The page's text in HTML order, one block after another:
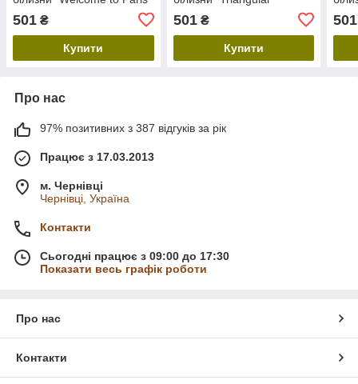
| Простирадло 150х220 см
501 ₴
Купити
150х220 см
501₴
Купити
501
Про нас
97% позитивних з 387 відгуків за рік
Працює з 17.03.2013
м. Чернівці
Чернівці, Україна
Контакти
Сьогодні працює з 09:00 до 17:30
Показати весь графік роботи
Про нас
Контакти